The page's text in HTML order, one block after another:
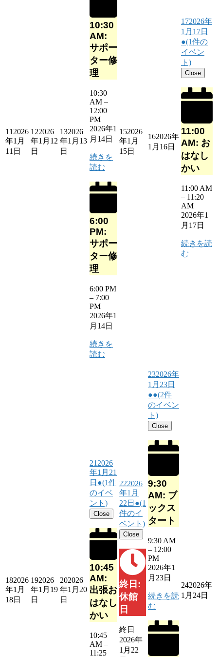
11 2026
年1月
11日
122026
年1月12
日
132026
年1月13
日
10:30
AM:
サポー
ター修
理
10:30
AM –
12:00
PM
2026年1
月14日
続きを
読む
6:00
PM:
サポー
ター修
理
6:00 PM
– 7:00
PM
2026年1
月14日
続きを
読む
152026
年1月
15日
162026年
1月16日
172026年
1月17日
●(1件の
イベン
ト)
Close
11:00
AM: お
はなし
かい
11:00 AM
– 11:20
AM
2026年1
月17日
続きを読
む
182026
年1月
18日
192026
年1月19
日
202026
年1月20
日
21 2026
年1月21
日 ●(1件
のイベ
ント)
Close
10:45
AM:
出張お
はなし
かい
10:45
AM –
11:25
222026
年1月
22日 ●(1
件のイ
ベント)
Close
終日:
休館
日
終日
2026年
1月22
232026年
1月23日
●●(2件
のイベン
ト)
Close
9:30
AM: ブ
ックス
タート
9:30 AM
– 12:00
PM
2026年1
月23日
続きを読
む
242026年
1月24日